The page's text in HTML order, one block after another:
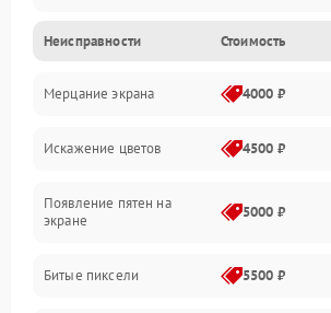
Питание и запуск
Подсветка и LED-модули
Звук и аудиосистема
Сигнал и приём каналов
Неисправности Стоимость
Мерцание экрана 4000 ₽
Искажение цветов 4500 ₽
Появление пятен на
экране
5000 ₽
Битые пиксели 5500 ₽